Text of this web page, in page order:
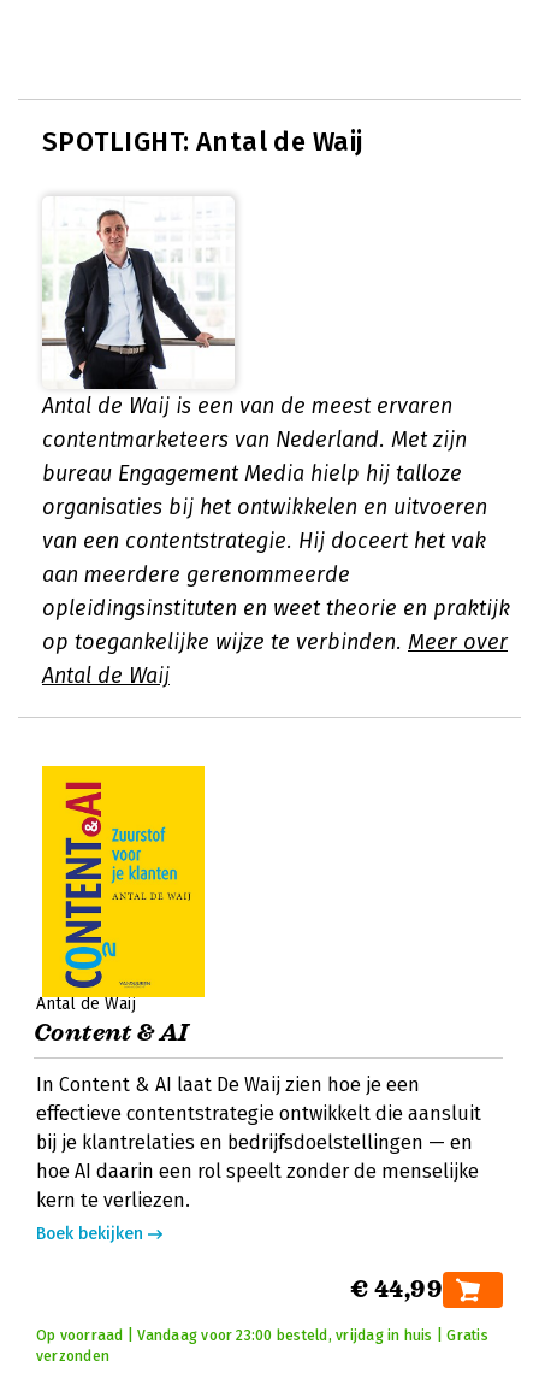
SPOTLIGHT: Antal de Waij
Antal de Waij is een van de meest ervaren
contentmarketeers van Nederland. Met zijn
bureau Engagement Media hielp hij talloze
organisaties bij het ontwikkelen en uitvoeren
van een contentstrategie. Hij doceert het vak
aan meerdere gerenommeerde
opleidingsinstituten en weet theorie en praktijk
op toegankelijke wijze te verbinden. Meer over
Antal de Waij
Antal de Waij
Content & AI
In Content & AI laat De Waij zien hoe je een
effectieve contentstrategie ontwikkelt die aansluit
bij je klantrelaties en bedrijfsdoelstellingen — en
hoe AI daarin een rol speelt zonder de menselijke
kern te verliezen.
Boek bekijken
€ 44,99
Op voorraad | Vandaag voor 23:00 besteld, vrijdag in huis | Gratis
verzonden